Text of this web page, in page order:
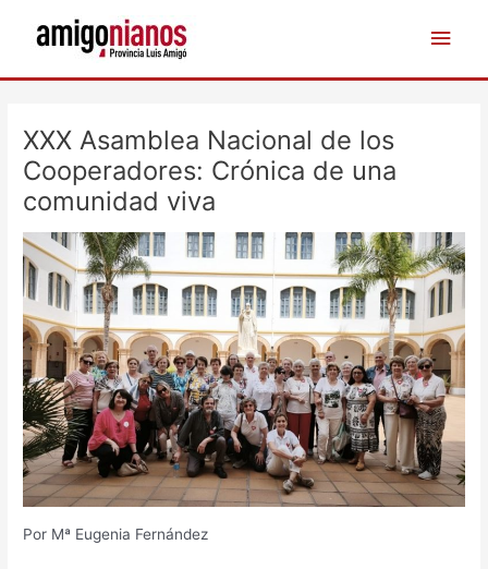
XXX Asamblea Nacional de los
Cooperadores: Crónica de una
comunidad viva
Por Mª Eugenia Fernández
entradas